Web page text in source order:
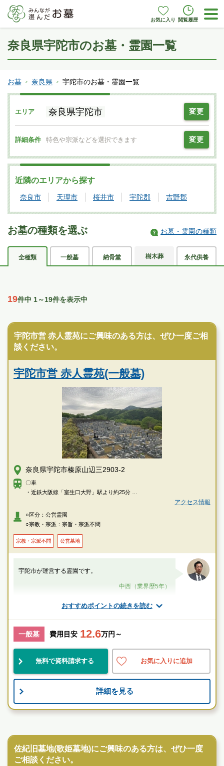
お気に入り 閲覧履歴
奈良県宇陀市のお墓・霊園一覧
お墓 奈良県 宇陀市のお墓・霊園一覧
エリア 奈良県宇陀市 変更
詳細条件 特色や宗派などを選択できます 変更
近隣のエリアから探す
奈良市 天理市 桜井市 宇陀郡 吉野郡
お墓の種類を選ぶ お墓・霊園の種類
全種類 一般墓 納骨堂 樹木葬 永代供養
19件中 1～19件を表示中
宇陀市営 赤人霊苑にご興味のある方は、ぜひ一度ご相
談ください。
宇陀市営 赤人霊苑(一般墓)
奈良県宇陀市榛原山辺三2903-2
〇車
・近鉄大阪線「室生口大野」駅より約25分
アクセス情報
○区分：公営霊園
○宗教・宗派：宗旨・宗派不問
宗教・宗派不問 公営墓地
おすすめポイントの続きを読む
宇陀市が運営する霊園です。
中西（業界歴5年）
公営 自然豊 宗教不問
お墓のことなら何でもご相談ください
現地を見学して実際の雰囲気をお確かめください
霊園墓地のプロフェッショナルが無料でご案内いたしま
一般墓 費用目安 12.6万円～
無料で資料請求する お気に入りに追加
詳細を見る
佐紀旧墓地(歌姫墓地)にご興味のある方は、ぜひ一度
ご相談ください。